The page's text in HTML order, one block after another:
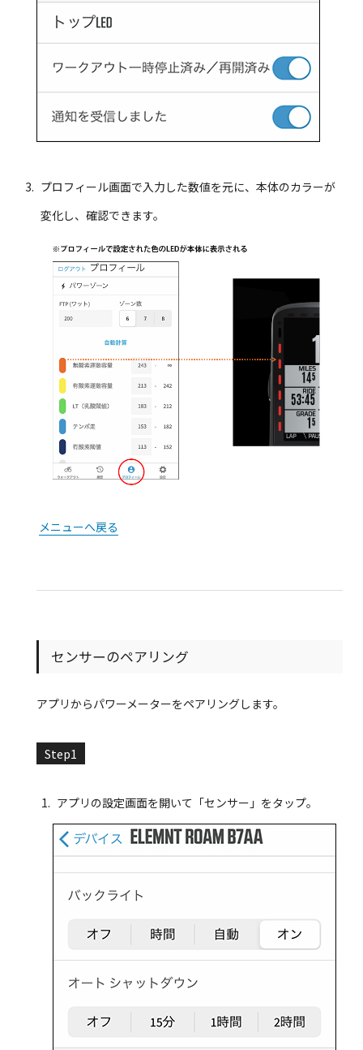
プロフィール画面で入力した数値を元に、本体のカラーが
変化し、確認できます。
メニューへ戻る
センサーのペアリング
アプリからパワーメーターをペアリングします。
Step1
アプリの設定画面を開いて「センサー」をタップ。